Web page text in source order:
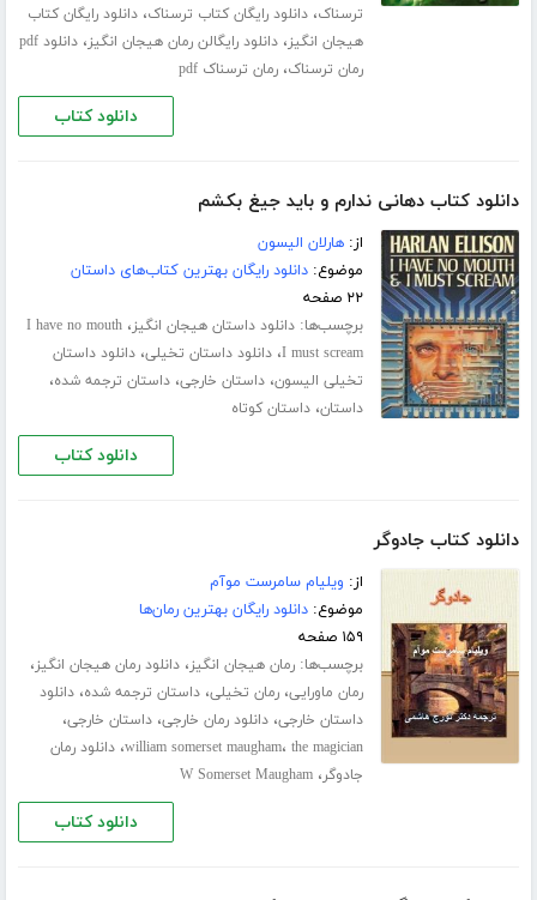
ترسناک،دانلود رایگان کتاب ترسناک،دانلود رایگان کتاب
هیجان انگیز،دانلود رایگالن رمان هیجان انگیز،
دانلود pdf
رمان ترسناک،رمان ترسناک pdf
دانلود کتاب
دانلود کتاب دهانی ندارم و باید جیغ بکشم
از:هارلان الیسون
موضوع:دانلود رایگان بهترین کتاب‌های داستان
۲۲ صفحه
برچسب‌ها:دانلود داستان هیجان انگیز،I have no mouth
I must scream،دانلود داستان تخیلی،دانلود داستان
تخیلی الیسون،داستان خارجی،داستان ترجمه شده،
داستان،داستان کوتاه
دانلود کتاب
دانلود کتاب جادوگر
از: ویلیام سامرست موآم
موضوع:دانلود رایگان بهترین رمان‌ها
۱۵۹ صفحه
برچسب‌ها:رمان هیجان انگیز،دانلود رمان هیجان انگیز،
رمان ماورایی،رمان تخیلی،داستان ترجمه شده،دانلود
داستان خارجی،دانلود رمان خارجی،داستان خارجی،
william somerset maugham، the magician ،دانلود رمان
جادوگر،W Somerset Maugham
دانلود کتاب